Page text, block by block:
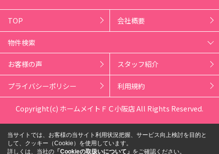
TOP 会社概要
物件検索
お客様の声 スタッフ紹介
プライバシーポリシー 利用規約
Copyright(c) ホームメイトＦＣ小阪店 All Rights Reserved.
当サイトでは、お客様の当サイト利用状況把握、サービス向上検討を目的と
して、クッキー（Cookie）を使用しています。
詳しくは、当社の 「Cookieの取扱いについて」 をご確認ください。